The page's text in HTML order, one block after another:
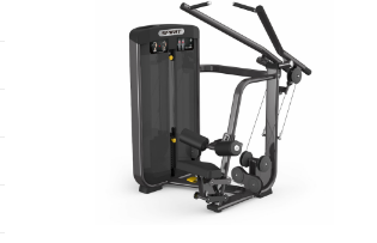
beállított és kiegyensúlyozott görgőknek
és csapágyaknak, valamint a
generátoros/lendkerekes rendszernek
köszönhető.